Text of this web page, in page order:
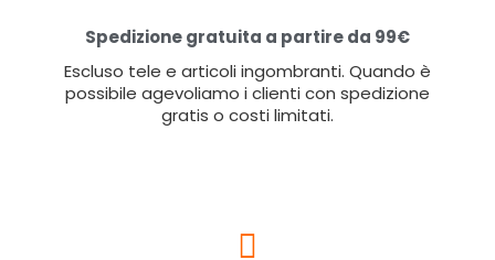
Spedizione gratuita a partire da 99€
Escluso tele e articoli ingombranti. Quando è
possibile agevoliamo i clienti con spedizione
gratis o costi limitati.